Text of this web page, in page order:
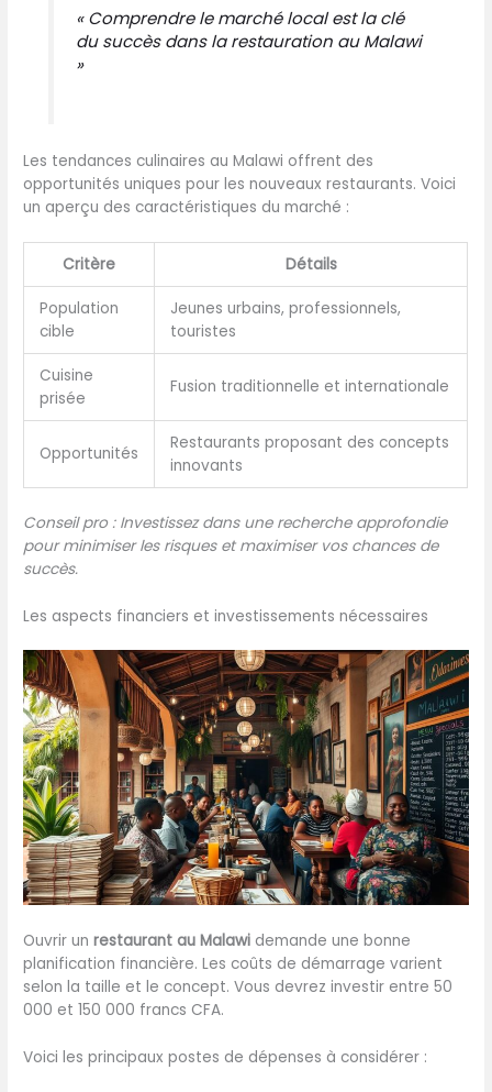
« Comprendre le marché local est la clé
du succès dans la restauration au Malawi
»
Les tendances culinaires au Malawi offrent des
opportunités uniques pour les nouveaux restaurants. Voici
un aperçu des caractéristiques du marché :
Critère Détails
Population
cible
Jeunes urbains, professionnels,
touristes
Cuisine
prisée
Fusion traditionnelle et internationale
Opportunités
Restaurants proposant des concepts
innovants
Conseil pro : Investissez dans une recherche approfondie
pour minimiser les risques et maximiser vos chances de
succès.
Les aspects financiers et investissements nécessaires
Ouvrir unrestaurant au Malawi demande une bonne
planification financière. Les coûts de démarrage varient
selon la taille et le concept. Vous devrez investir entre 50
000 et 150 000 francs CFA.
Voici les principaux postes de dépenses à considérer :